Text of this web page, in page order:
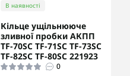
В наявності
Кільце ущільнююче
зливної пробки АКПП
TF-70SC TF-71SC TF-73SC
TF-82SC TF-80SC 221923
0